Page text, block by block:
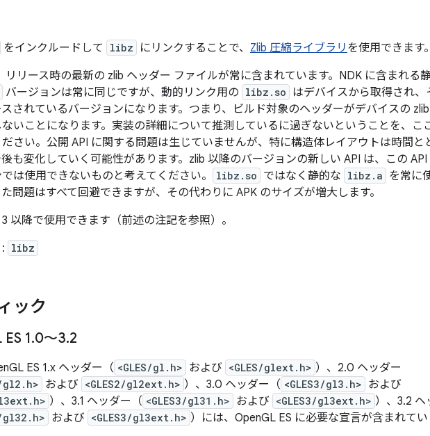
をインクルードして libz にリンクすることで、 Zlib 圧縮ライブラリ を使用できます。
リリース時の最新の zlib ヘッダー ファイルが常に含まれています。NDK に含まれる
バージョンは常に同じですが、動的リンク用の libz.so はデバイスから取得され、
されているバージョンになります。 つまり、ビルド対象のヘッダーがデバイスの
いことになります。実装の詳細について推測しているに過ぎないということを、こ
さい。公開 API に関する問題は生じていませんが、特に構造体レイアウトは時間と
も変化していく可能性があります。zlib 以降のバージョンの新しい API は、この API
は使用できないものと考えてください。
libz.so ではなく静的な libz.a を常に
問題はすべて回避できますが、その代わりに APK のサイズが増大します。
以降で使用できます（前述の注記を参照）。
libz
ック
1.0～3.2
ES 1.x ヘッダー（ <GLES/gl.h> および <GLES/glext.h> ）、2.0 ヘッダー
gl2.h> および <GLES2/gl2ext.h> ）、3.0 ヘッダー（ <GLES3/gl3.h> および
）、3.1 ヘッダー（ <GLES3/gl31.h> および <GLES3/gl3ext.h> ）、3.2 ヘ
gl32.h> および <GLES3/gl3ext.h> ）には、OpenGL ES に必要な宣言が含まれてい